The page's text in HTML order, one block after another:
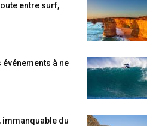
entre surf,
à ne
immanquable du